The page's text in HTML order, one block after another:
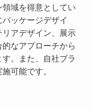
域を得意としてい
ッケージデザイ
アデザイン、展示
なアプローチから
。また、自社ブラ
可能です。